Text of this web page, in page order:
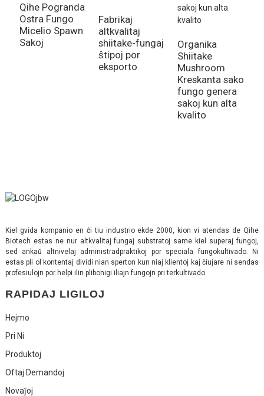
Qihe Pogranda
Ostra Fungo
Micelio Spawn
Sakoj
Fabrikaj
altkvalitaj
shiitake-fungaj
ŝtipoj por
eksporto
Organika
Shiitake
Mushroom
Kreskanta sako
fungo genera
sakoj kun alta
kvalito
Kiel gvida kompanio en ĉi tiu industrio ekde 2000, kion vi atendas de Qihe
Biotech estas ne nur altkvalitaj fungaj substratoj same kiel superaj fungoj,
sed ankaŭ altnivelaj administradpraktikoj por speciala fungokultivado. Ni
estas pli ol kontentaj dividi nian sperton kun niaj klientoj kaj ĉiujare ni sendas
profesiulojn por helpi ilin plibonigi iliajn fungojn pri terkultivado.
RAPIDAJ LIGILOJ
Hejmo
Pri Ni
Produktoj
Oftaj Demandoj
Novaĵoj